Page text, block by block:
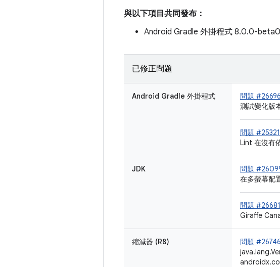
與以下項目共同發布：
Android Gradle 外掛程式 8.0.0-
已修正問題
Android Gradle 外掛程式
問題
測試變化版
問題
Lint 在沒有
JDK
問題
在多螢幕配
問題
Giraffe
縮減器 (R8)
問題